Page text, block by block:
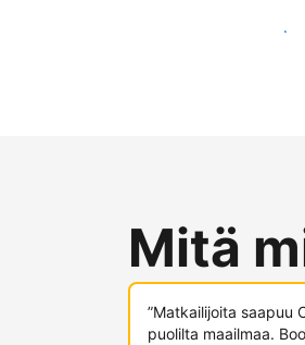
Tavoita uusia
Mitä
”Matkailijoita saapuu
puolilta maailmaa.